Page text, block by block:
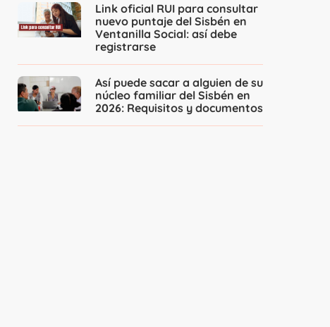
Link oficial RUI para consultar
nuevo puntaje del Sisbén en
Ventanilla Social: así debe
registrarse
Así puede sacar a alguien de su
núcleo familiar del Sisbén en
2026: Requisitos y documentos